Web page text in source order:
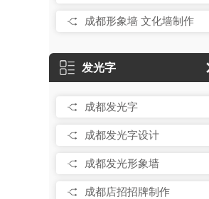
成都形象墙 文化墙制作
发光字
成都发光字
成都发光字设计
成都发光形象墙
成都店招招牌制作